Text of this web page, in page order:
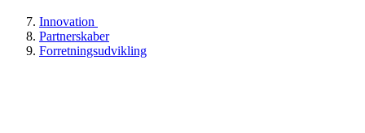
Innovation
Partnerskaber
Forretningsudvikling